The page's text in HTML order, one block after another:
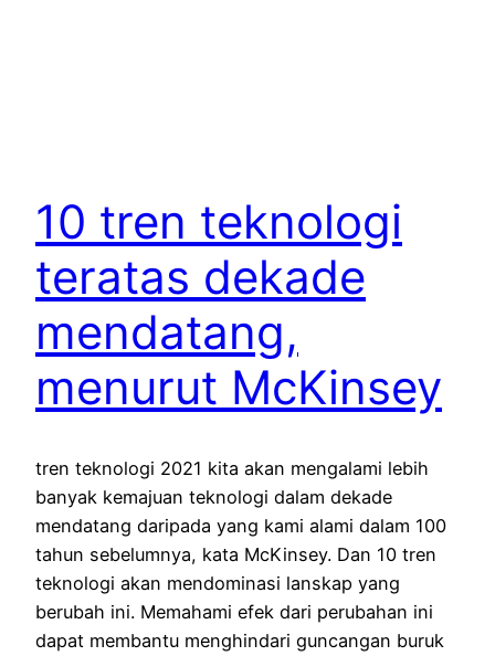
10 tren teknologi
teratas dekade
mendatang,
menurut McKinsey
tren teknologi 2021 kita akan mengalami lebih
banyak kemajuan teknologi dalam dekade
mendatang daripada yang kami alami dalam 100
tahun sebelumnya, kata McKinsey. Dan 10 tren
teknologi akan mendominasi lanskap yang
berubah ini. Memahami efek dari perubahan ini
dapat membantu menghindari guncangan buruk